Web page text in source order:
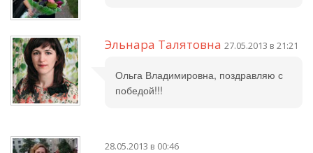
Эльнара Талятовна 27.05.2013 в 21:21
Ольга Владимировна, поздравляю с
победой!!!
28.05.2013 в 00:46